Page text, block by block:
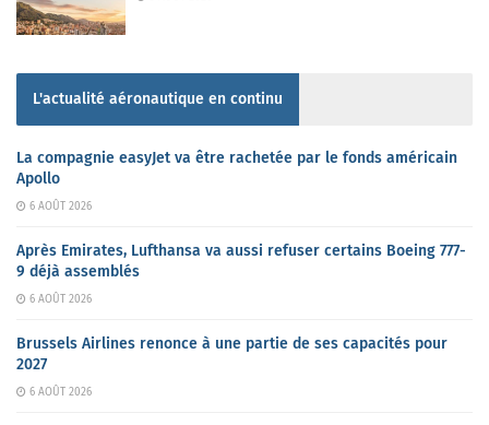
L'actualité aéronautique en continu
La compagnie easyJet va être rachetée par le fonds américain
Apollo
6 AOÛT 2026
Après Emirates, Lufthansa va aussi refuser certains Boeing 777-
9 déjà assemblés
6 AOÛT 2026
Brussels Airlines renonce à une partie de ses capacités pour
2027
6 AOÛT 2026